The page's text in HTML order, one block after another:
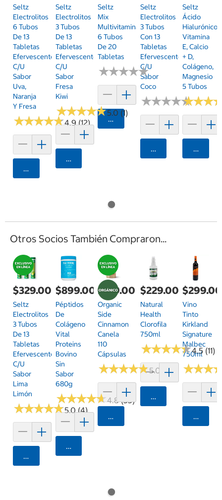
Seltz
Electrolitos
6 Tubos
De 13
Tabletas
Efervescentes
C/u
Sabor
Uva,
Naranja
Y Fresa
★★★★★
★★★★★4.9 (12)
Agregar
Seltz
Electrolitos
3 Tubos
De 13
Tabletas
Efervescentes
C/u
Sabor
Fresa
Kiwi
★★★★★
★★★★★5.0 (1)
Agregar
Seltz
Mix
Multivitaminas
6 Tubos
De 20
Tabletas
★★★★★
★★★★★
Agregar
Seltz
Electrolitos
3 Tubos
Con 13
Tabletas
Efervescentes
C/u
Sabor
Coco
★★★★★
★★★★★
Agregar
Seltz
Ácido
Hialurónico,
Vitamina
E, Calcio
+ D,
Colágeno,
Magnesio
5 Tubos
★★★
★★★
Otros Socios También Compraron...
$329.00
Seltz
Electrolitos
3 Tubos
De 13
Tabletas
Efervescentes
C/u
Sabor
Lima
Limón
★★★★★
★★★★★5.0 (4)
Agregar
$899.00
Péptidos
De
Colágeno
Vital
Proteins
Bovino
Sin
Sabor
680g
★★★★★
★★★★★4.8 (33)
Agregar
$419.00
Organic
Side
Cinnamon
Canela
110
Cápsulas
★★★★★
★★★★★5.0 (1)
Agregar
$229.00
Natural
Health
Clorofila
750ml
★★★★★
★★★★★4.5 (11)
Agregar
$299.00
Vino
Tinto
Kirkland
Signature
Malbec
750ml
★★★
★★★